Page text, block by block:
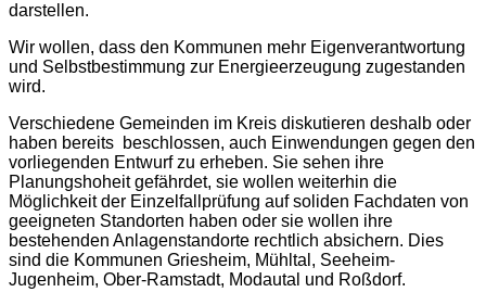
darstellen.
Wir wollen, dass den Kommunen mehr Eigenverantwortung
und Selbstbestimmung zur Energieerzeugung zugestanden
wird.
Verschiedene Gemeinden im Kreis diskutieren deshalb oder
haben bereits beschlossen, auch Einwendungen gegen den
vorliegenden Entwurf zu erheben. Sie sehen ihre
Planungshoheit gefährdet, sie wollen weiterhin die
Möglichkeit der Einzelfallprüfung auf soliden Fachdaten von
geeigneten Standorten haben oder sie wollen ihre
bestehenden Anlagenstandorte rechtlich absichern. Dies
sind die Kommunen Griesheim, Mühltal, Seeheim-
Jugenheim, Ober-Ramstadt, Modautal und Roßdorf.